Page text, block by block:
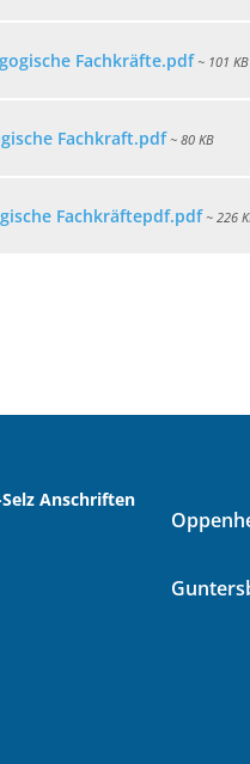
Fachkräfte.pdf ~ 101 KB
Fachkraft.pdf ~ 80 KB
Fachkräftepdf.pdf ~ 226
Anschriften